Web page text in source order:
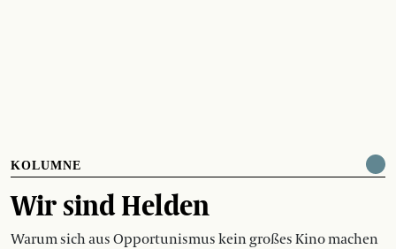
KOLUMNE
Wir sind Helden
Warum sich aus Opportunismus kein großes Kino machen